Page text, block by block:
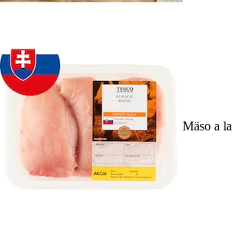
Mäso a